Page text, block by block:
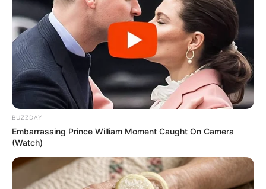
BUZZDAY
Embarrassing Prince William Moment Caught On Camera
(Watch)